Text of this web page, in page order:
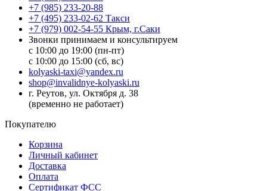
+7 (985) 233-20-88
+7 (495) 233-02-62 Такси
+7 (979) 002-54-55 Крым, г.Саки
Звонки принимаем и консультируем
с 10:00 до 19:00 (пн-пт)
с 10:00 до 15:00 (сб, вс)
kolyaski-taxi@yandex.ru
shop@invalidnye-kolyaski.ru
г. Реутов, ул. Октября д. 38
(временно не работает)
Покупателю
Корзина
Личный кабинет
Доставка
Оплата
Сертификат ФСС